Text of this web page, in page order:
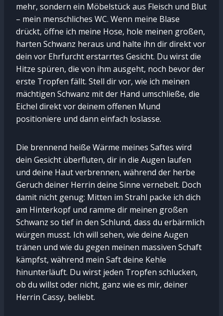
mehr, sondern ein Möbelstück aus Fleisch und Blut
– mein menschliches WC. Wenn meine Blase
drückt, öffne ich meine Hose, hole meinen großen,
harten Schwanz heraus und halte ihn dir direkt vor
dein vor Ehrfurcht erstarrtes Gesicht. Du wirst die
Hitze spüren, die von ihm ausgeht, noch bevor der
erste Tropfen fällt. Stell dir vor, wie ich meinen
mächtigen Schwanz mit der Hand umschließe, die
Eichel direkt vor deinem offenen Mund
positioniere und dann einfach loslasse.
Die brennend heiße Wärme meines Saftes wird
dein Gesicht überfluten, dir in die Augen laufen
und deine Haut verbrennen, während der herbe
Geruch deiner Herrin deine Sinne vernebelt. Doch
damit nicht genug: Mitten im Strahl packe ich dich
am Hinterkopf und ramme dir meinen großen
Schwanz so tief in den Schlund, dass du erbärmlich
würgen musst. Ich will sehen, wie deine Augen
tränen und wie du gegen meinen massiven Schaft
kämpfst, während mein Saft deine Kehle
hinunterläuft. Du wirst jeden Tropfen schlucken,
ob du willst oder nicht, ganz wie es mir, deiner
Herrin Cassy, beliebt.